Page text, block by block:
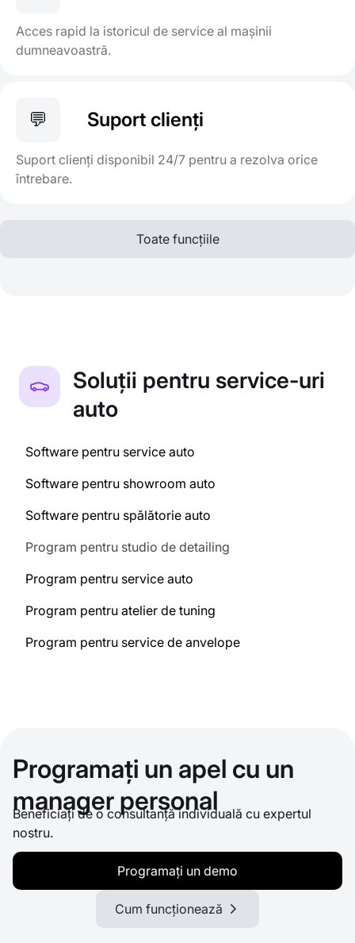
Acces rapid la istoricul de service al mașinii
dumneavoastră.
💬 Suport clienți
Suport clienți disponibil 24/7 pentru a rezolva orice
întrebare.
Toate funcțiile
Soluții pentru service-uri
auto
Software pentru service auto
Software pentru showroom auto
Software pentru spălătorie auto
Program pentru studio de detailing
Program pentru service auto
Program pentru atelier de tuning
Program pentru service de anvelope
Programați un apel cu un
manager personal
Beneficiați de o consultanță individuală cu expertul
nostru.
Programați un demo
Cum funcționează